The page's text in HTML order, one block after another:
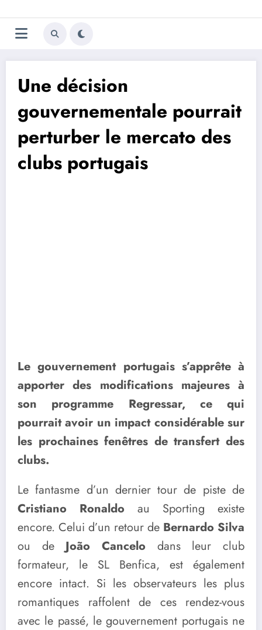
au
contenu
Trivela
L'actualité du football
Une décision
gouvernementale pourrait
perturber le mercato des
clubs portugais
Le gouvernement portugais s’apprête à
apporter des modifications majeures à
son programme Regressar, ce qui
pourrait avoir un impact considérable sur
les prochaines fenêtres de transfert des
clubs.
Le fantasme d’un dernier tour de piste de
Cristiano Ronaldo au Sporting existe
encore. Celui d’un retour de Bernardo Silva
ou deJoão Cancelo dans leur club
formateur, le SL Benfica, est également
encore intact. Si les observateurs les plus
romantiques raffolent de ces rendez-vous
avec le passé, le gouvernement portugais ne